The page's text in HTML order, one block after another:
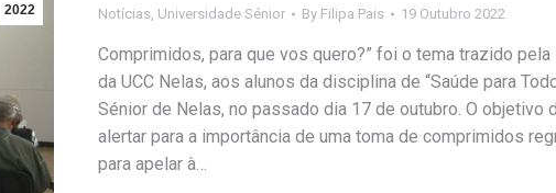
2022 Notícias Universidade Sénior By Filipa Pais 19 Outubro 2022
Comprimidos, para que vos quero?” foi o tema trazido
da UCC Nelas, aos alunos da disciplina de “Saúde para
Sénior de Nelas, no passado dia 17 de outubro. O objetivo
alertar para a importância de uma toma de comprimidos
para apelar à…